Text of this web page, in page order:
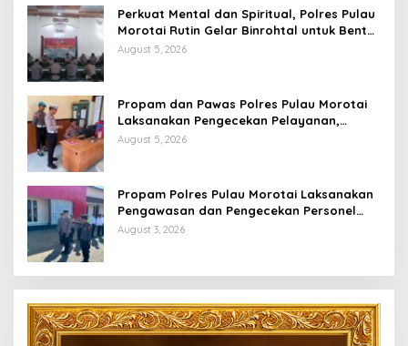
Perkuat Mental dan Spiritual, Polres Pulau
Morotai Rutin Gelar Binrohtal untuk Bentuk
Personel Berintegritas
August 5, 2026
Propam dan Pawas Polres Pulau Morotai
Laksanakan Pengecekan Pelayanan,
Pastikan Masyarakat Mendapat
August 5, 2026
Propam Polres Pulau Morotai Laksanakan
Pengawasan dan Pengecekan Personel
Saat Apel Serah Terima Piket Fungsi
August 3, 2026